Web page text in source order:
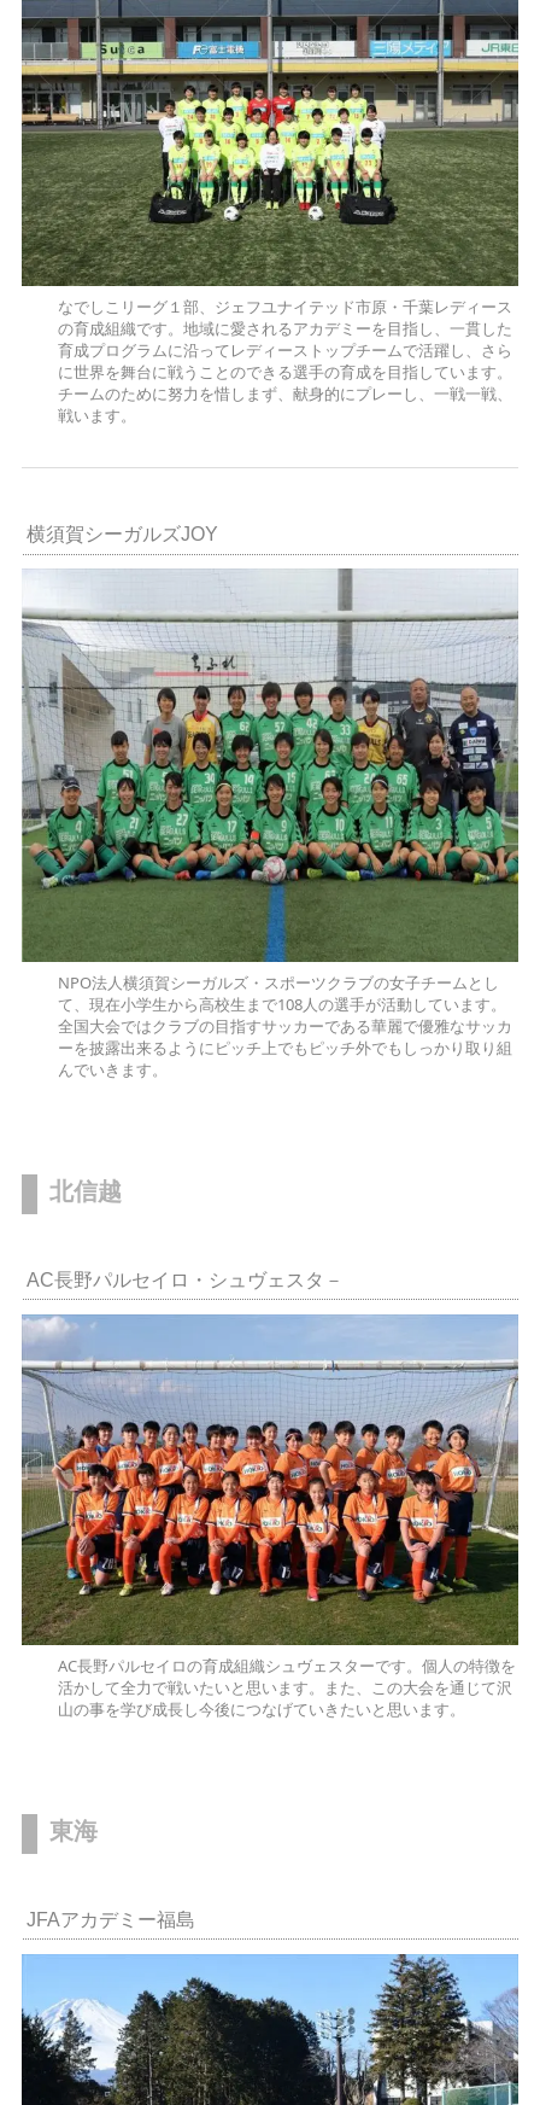
なでしこリーグ１部、ジェフユナイテッド市原・千葉レディース
の育成組織です。地域に愛されるアカデミーを目指し、一貫した
育成プログラムに沿ってレディーストップチームで活躍し、さら
に世界を舞台に戦うことのできる選手の育成を目指しています。
チームのために努力を惜しまず、献身的にプレーし、一戦一戦、
戦います。
横須賀シーガルズJOY
NPO法人横須賀シーガルズ・スポーツクラブの女子チームとし
て、現在小学生から高校生まで108人の選手が活動しています。
全国大会ではクラブの目指すサッカーである華麗で優雅なサッカ
ーを披露出来るようにピッチ上でもピッチ外でもしっかり取り組
んでいきます。
北信越
AC長野パルセイロ・シュヴェスタ－
AC長野パルセイロの育成組織シュヴェスターです。個人の特徴を
活かして全力で戦いたいと思います。また、この大会を通じて沢
山の事を学び成長し今後につなげていきたいと思います。
東海
JFAアカデミー福島